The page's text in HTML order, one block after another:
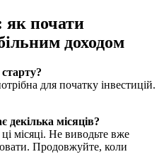
як почати
доходом
для початку інвестицій.
місяців?
місяці. Не виводьте вже
Продовжуйте, коли